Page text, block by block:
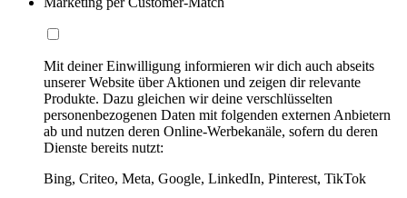
Mit deiner Einwilligung informieren wir dich auch abseits
unserer Website über Aktionen und zeigen dir relevante
Produkte. Dazu gleichen wir deine verschlüsselten
personenbezogenen Daten mit folgenden externen Anbietern
ab und nutzen deren Online-Werbekanäle, sofern du deren
Dienste bereits nutzt:
Bing, Criteo, Meta, Google, LinkedIn, Pinterest, TikTok